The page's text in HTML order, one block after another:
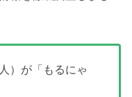
）が「もるにゃ